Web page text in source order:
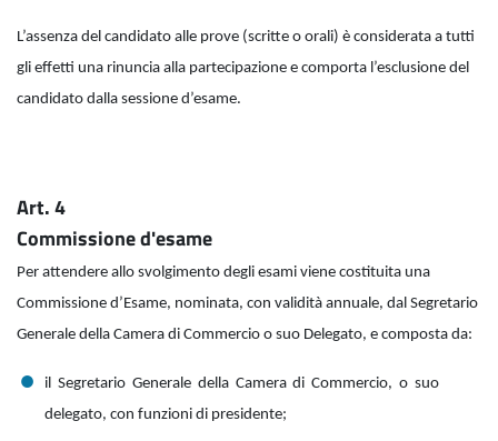
L’assenza del candidato alle prove (scritte o orali) è considerata a tutti
gli effetti una rinuncia alla partecipazione e comporta l’esclusione del
candidato dalla sessione d’esame.
Art. 4
Commissione d'esame
Per attendere allo svolgimento degli esami viene costituita una
Commissione d’Esame, nominata, con validità annuale, dal Segretario
Generale della Camera di Commercio o suo Delegato, e composta da:
il Segretario Generale della Camera di Commercio, o suo
delegato, con funzioni di presidente;